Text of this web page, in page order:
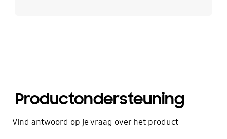
Productondersteuning
Vind antwoord op je vraag over het product